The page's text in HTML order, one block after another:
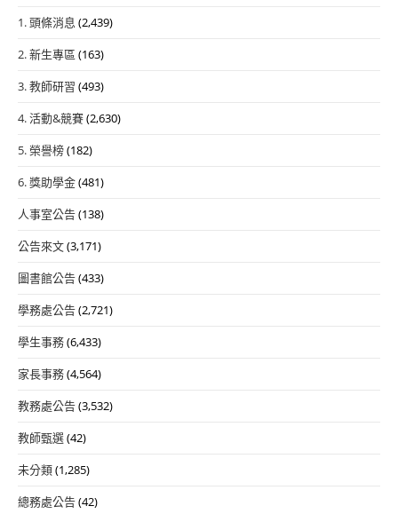
1. 頭條消息 (2,439)
2. 新生專區 (163)
3. 教師研習 (493)
4. 活動&競賽(2,630)
5. 榮譽榜(182)
6. 獎助學金(481)
人事室公告(138)
公告來文(3,171)
圖書館公告(433)
學務處公告(2,721)
學生事務(6,433)
家長事務(4,564)
教務處公告(3,532)
教師甄選(42)
未分類(1,285)
總務處公告(42)